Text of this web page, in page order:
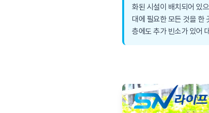
화된 시설이 배치되어 있
대에 필요한 모든 것을 한
층에도 추가 빈소가 있어